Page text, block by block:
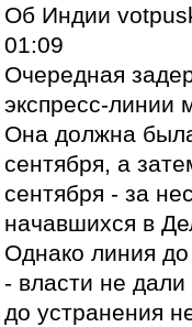
Об Индии
01:09
Очередная
экспресс-линии
Она должна
сентября, а
сентября - за
начавшихся в
Однако линия
- власти не
до устранения